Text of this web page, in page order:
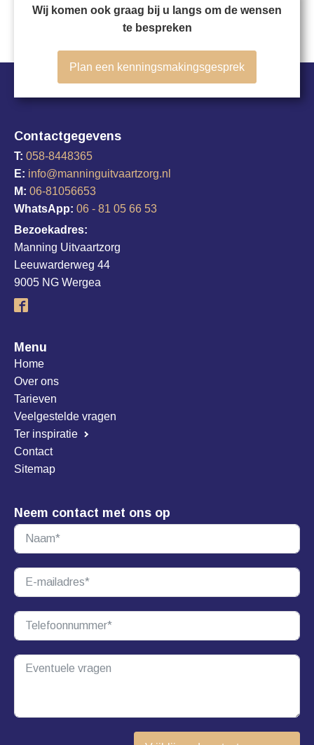
Wij komen ook graag bij u langs om de wensen
te bespreken
Plan een kenningsmakingsgesprek
Contactgegevens
T: 058-8448365
E: info@manninguitvaartzorg.nl
M: 06-81056653
WhatsApp: 06 - 81 05 66 53
Bezoekadres:
Manning Uitvaartzorg
Leeuwarderweg 44
9005 NG Wergea
Menu
Home
Over ons
Tarieven
Veelgestelde vragen
Ter inspiratie
Contact
Sitemap
Neem contact met ons op